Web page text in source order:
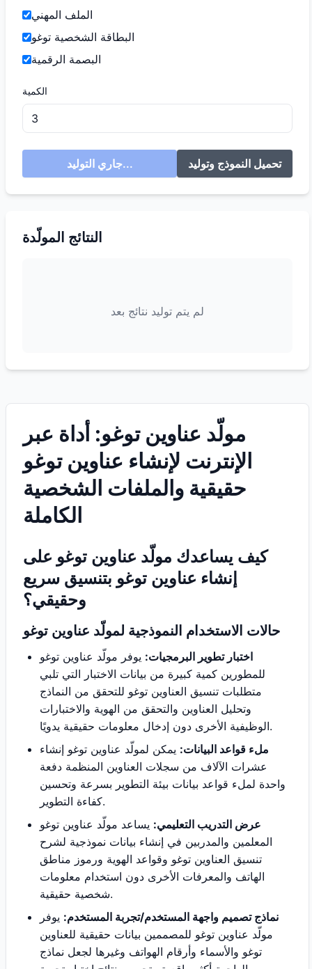
الملف المهني
البطاقة الشخصية توغو
البصمة الرقمية
الكمية
جاري التوليد... تحميل النموذج وتوليد
النتائج المولّدة
لم يتم توليد نتائج بعد
مولّد عناوين توغو: أداة عبر
الإنترنت لإنشاء عناوين توغو
حقيقية والملفات الشخصية
الكاملة
كيف يساعدك مولّد عناوين توغو على
إنشاء عناوين توغو بتنسيق سريع
وحقيقي؟
حالات الاستخدام النموذجية لمولّد عناوين توغو
اختبار تطوير البرمجيات: يوفر مولّد عناوين توغو
للمطورين كمية كبيرة من بيانات الاختبار التي تلبي
متطلبات تنسيق العناوين توغو للتحقق من النماذج
وتحليل العناوين والتحقق من الهوية والاختبارات
الوظيفية الأخرى دون إدخال معلومات حقيقية يدويًا.
ملء قواعد البيانات: يمكن لمولّد عناوين توغو إنشاء
عشرات الآلاف من سجلات العناوين المنظمة دفعة
واحدة لملء قواعد بيانات بيئة التطوير بسرعة وتحسين
كفاءة التطوير.
عرض التدريب التعليمي: يساعد مولّد عناوين توغو
المعلمين والمدربين في إنشاء بيانات نموذجية لشرح
تنسيق العناوين توغو وقواعد الهوية ورموز مناطق
الهاتف والمعرفات الأخرى دون استخدام معلومات
شخصية حقيقية.
نماذج تصميم واجهة المستخدم/تجربة المستخدم: يوفر
مولّد عناوين توغو للمصممين بيانات حقيقية للعناوين
توغو والأسماء وأرقام الهواتف وغيرها لجعل نماذج